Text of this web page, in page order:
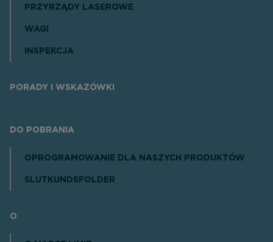
PRZYRZĄDY LASEROWE
WAGI
INSPEKCJA
PORADY I WSKAZÓWKI
DO POBRANIA
OPROGRAMOWANIE DLA NASZYCH PRODUKTÓW
SLUTKUNDSFOLDER
O